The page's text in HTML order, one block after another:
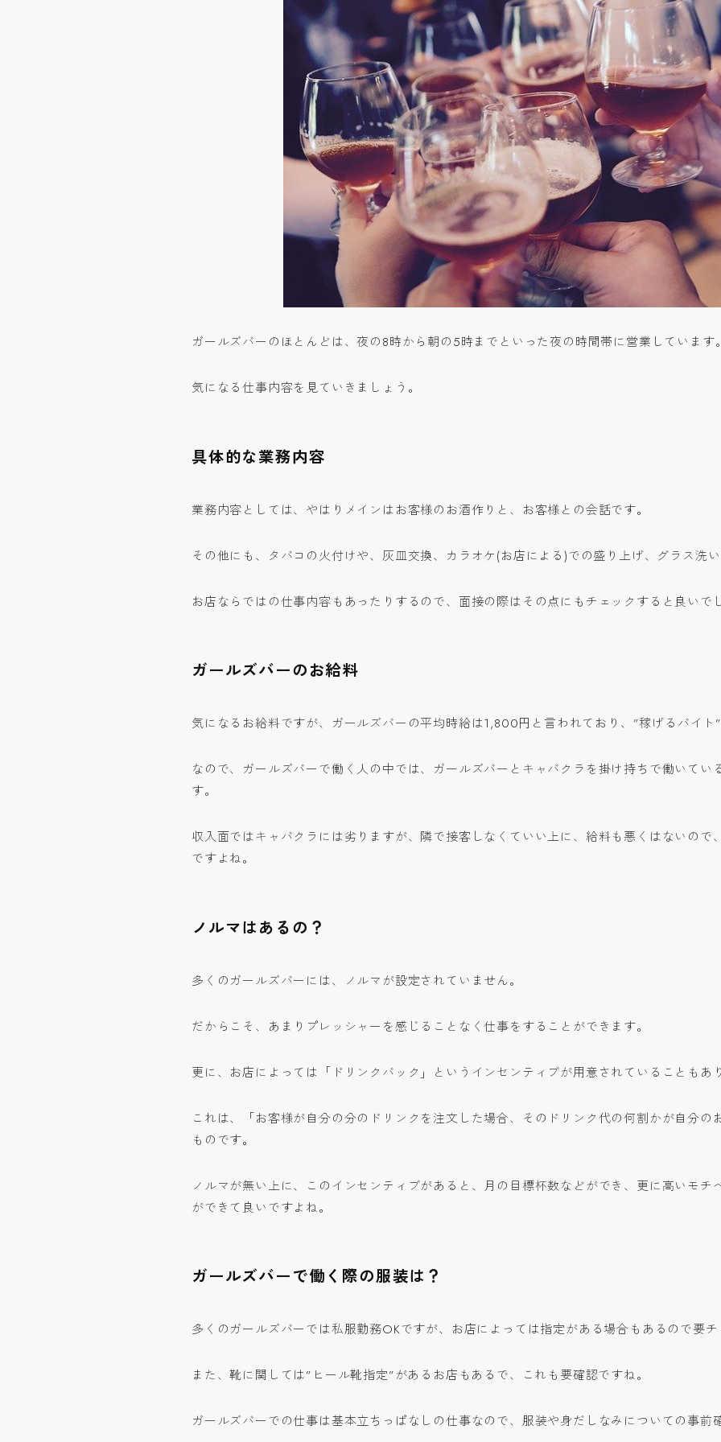
ガールズバーのほとんどは、夜の8時から朝の5時までといった夜の時間帯に営業しています
気になる仕事内容を見ていきましょう。
具体的な業務内容
業務内容としては、やはりメインはお客様のお酒作りと、お客様との会話です。
その他にも、タバコの火付けや、灰皿交換、カラオケ(お店による)での盛り上げ、グラス洗
お店ならではの仕事内容もあったりするので、面接の際はその点にもチェックすると良いで
ガールズバーのお給料
気になるお給料ですが、ガールズバーの平均時給は1,800円と言われており、”稼げるバイ
なので、ガールズバーで働く人の中では、ガールズバーとキャバクラを掛け持ちで働いてい
す。
収入面ではキャバクラには劣りますが、隣で接客しなくていい上に、給料も悪くはないので
ですよね。
ノルマはあるの？
多くのガールズバーには、ノルマが設定されていません。
だからこそ、あまりプレッシャーを感じることなく仕事をすることができます。
更に、お店によっては「ドリンクバック」というインセンティブが用意されていることもあ
これは、「お客様が自分の分のドリンクを注文した場合、そのドリンク代の何割かが自分の
ものです。
ノルマが無い上に、このインセンティブがあると、月の目標杯数などができ、更に高いモチ
ができて良いですよね。
ガールズバーで働く際の服装は？
多くのガールズバーでは私服勤務OKですが、お店によっては指定がある場合もあるので要
また、靴に関しては”ヒール靴指定”があるお店もあるで、これも要確認ですね。
ガールズバーでの仕事は基本立ちっぱなしの仕事なので、服装や身だしなみについての事前